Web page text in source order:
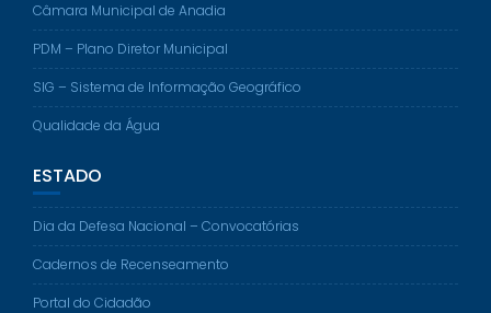
Câmara Municipal de Anadia
PDM – Plano Diretor Municipal
SIG – Sistema de Informação Geográfico
Qualidade da Água
ESTADO
Dia da Defesa Nacional – Convocatórias
Cadernos de Recenseamento
Portal do Cidadão